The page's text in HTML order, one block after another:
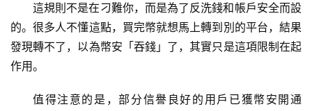
這規則不是在刁難你，而是為了反洗錢和帳戶安全而設
的。很多人不懂這點，買完幣就想馬上轉到別的平台，結果
發現轉不了，以為幣安「吞錢」了，其實只是這項限制在起
作用。
值得注意的是，部分信譽良好的用戶已獲幣安開通